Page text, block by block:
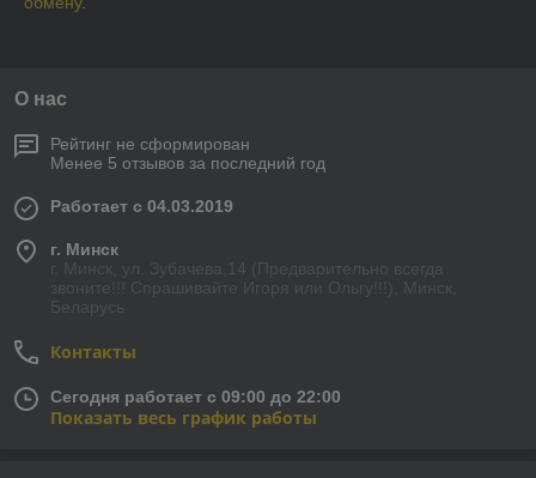
О нас
Рейтинг не сформирован
Менее 5 отзывов за последний год
Работает с 04.03.2019
г. Минск
г. Минск, ул. Зубачева,14 (Предварительно всегда
звоните!!! Спрашивайте Игоря или Ольгу!!!), Минск,
Беларусь
Контакты
Сегодня работает с 09:00 до 22:00
Показать весь график работы